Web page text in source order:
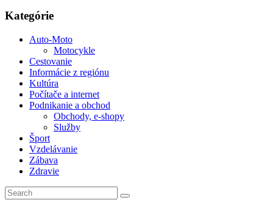
Kategórie
Auto-Moto
Motocykle
Cestovanie
Informácie z regiónu
Kultúra
Počítače a internet
Podnikanie a obchod
Obchody, e-shopy
Služby
Šport
Vzdelávanie
Zábava
Zdravie